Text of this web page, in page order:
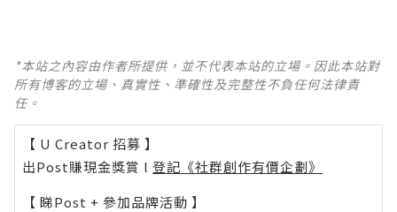
*本站之內容由作者所提供，並不代表本站的立場。因此本站對
所有博客的立場、真實性、準確性及完整性不負任何法律責
任。
【 U Creator 招募 】
出Post賺現金獎賞 l 登記《社群創作有價企劃》
【 睇Post + 參加品牌活動 】